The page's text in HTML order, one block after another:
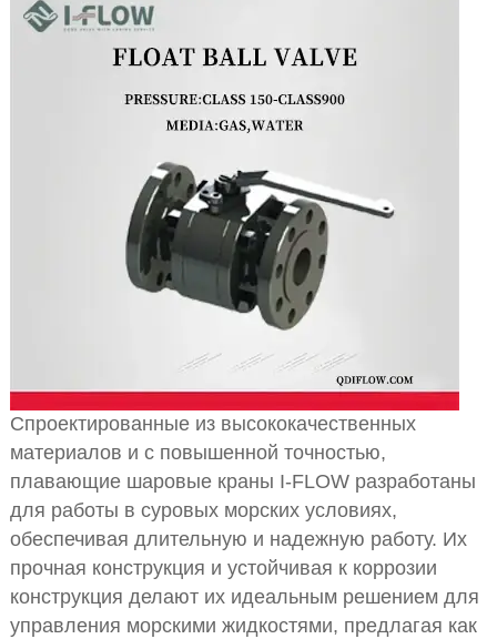
Спроектированные из высококачественных
материалов и с повышенной точностью,
плавающие шаровые краны I-FLOW разработаны
для работы в суровых морских условиях,
обеспечивая длительную и надежную работу. Их
прочная конструкция и устойчивая к коррозии
конструкция делают их идеальным решением для
управления морскими жидкостями, предлагая как